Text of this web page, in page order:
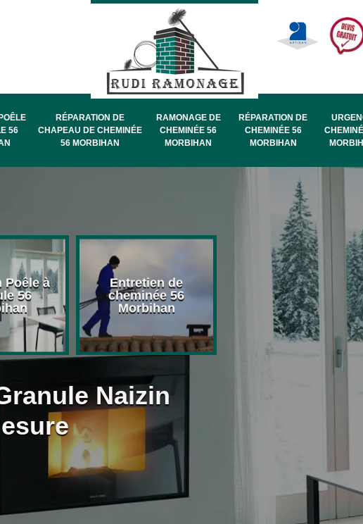
56
RÉPARATION DE
CHAPEAU DE CHEMINÉE
56 MORBIHAN
RAMONAGE DE
CHEMINÉE 56
MORBIHAN
RÉPARATION DE
CHEMINÉE 56
MORBIHAN
Poêle à
56
Entretien de
cheminée 56
Morbihan
Pose de chapeau
de cheminée 56
Morbihan
Naizin